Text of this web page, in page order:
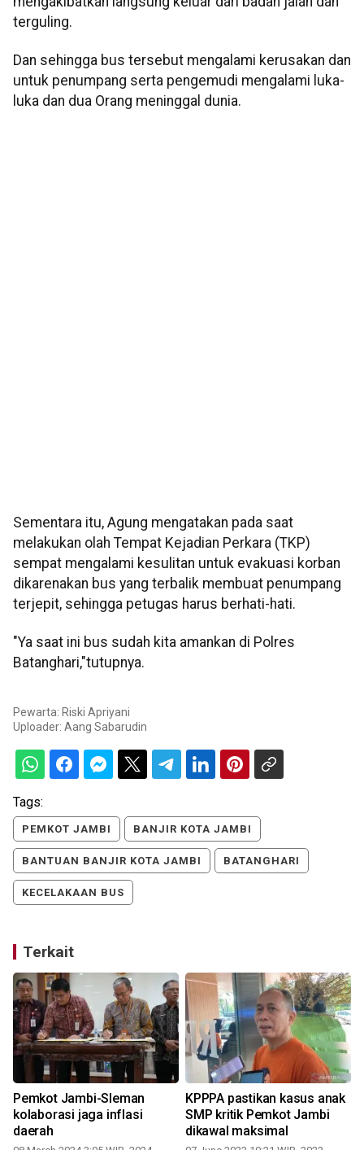
terguling.
Dan sehingga bus tersebut mengalami kerusakan dan
untuk penumpang serta pengemudi mengalami luka-
luka dan dua Orang meninggal dunia.
Sementara itu, Agung mengatakan pada saat
melakukan olah Tempat Kejadian Perkara (TKP)
sempat mengalami kesulitan untuk evakuasi korban
dikarenakan bus yang terbalik membuat penumpang
terjepit, sehingga petugas harus berhati-hati.
"Ya saat ini bus sudah kita amankan di Polres
Batanghari,"tutupnya.
Pewarta: Riski Apriyani
Uploader: Aang Sabarudin
Tags:
PEMKOT JAMBI BANJIR KOTA JAMBI
BANTUAN BANJIR KOTA JAMBI BATANGHARI
KECELAKAAN BUS
Terkait
Pemkot Jambi-Sleman
kolaborasi jaga inflasi
daerah
KPPPA pastikan kasus anak
SMP kritik Pemkot Jambi
dikawal maksimal